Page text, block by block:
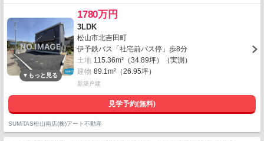
1780万円
3LDK
松山市北吉田町
伊予鉄バス「社宅前バス停」歩8分
土地 115.36m²（34.89坪）（実測）
建物 89.1m²（26.95坪）
新築戸建
見学予約(無料)
SUMiTAS松山南店(株)アート不動産